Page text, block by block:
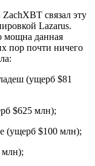
связал эту
Lazarus.
мощна данная
пор почти ничего
(ущерб $81
$625 млн);
(ущерб $100 млн);
млн);